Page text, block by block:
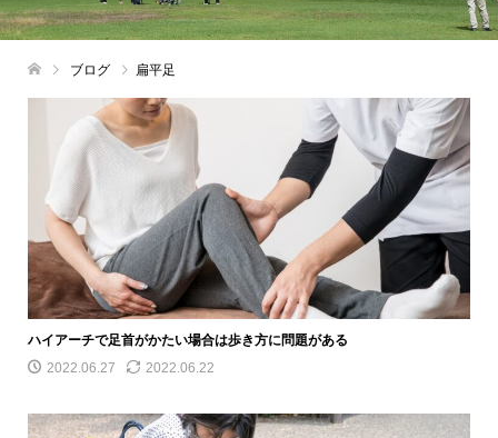
ブログ 扁平足
ハイアーチで足首がかたい場合は歩き方に問題がある
2022.06.27
2022.06.22